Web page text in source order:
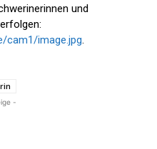
und
cam1/image.jpg.
-